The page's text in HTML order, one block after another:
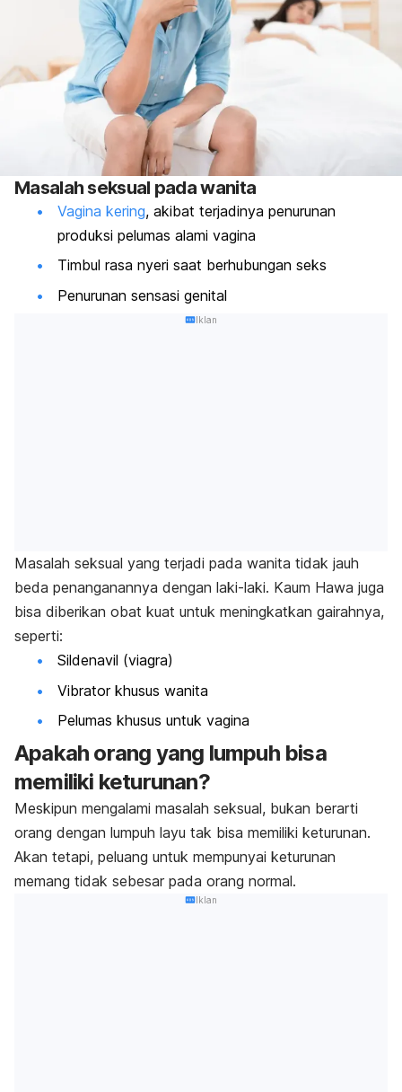
Masalah seksual pada wanita
Vagina kering, akibat terjadinya penurunan
produksi pelumas alami vagina
Timbul rasa nyeri saat berhubungan seks
Penurunan sensasi genital
Iklan
Masalah seksual yang terjadi pada wanita tidak jauh
beda penanganannya dengan laki-laki. Kaum Hawa juga
bisa diberikan obat kuat untuk meningkatkan gairahnya,
seperti:
Sildenavil (viagra)
Vibrator khusus wanita
Pelumas khusus untuk vagina
Apakah orang yang lumpuh bisa
memiliki keturunan?
Meskipun mengalami masalah seksual, bukan berarti
orang dengan lumpuh layu tak bisa memiliki keturunan.
Akan tetapi, peluang untuk mempunyai keturunan
memang tidak sebesar pada orang normal.
Iklan